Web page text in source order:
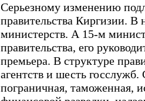
Серьезному изменению
правительства Киргизии. В
министерств. А 15-м
правительства, его
премьера. В структуре
агентств и шесть
пограничная, таможенная,